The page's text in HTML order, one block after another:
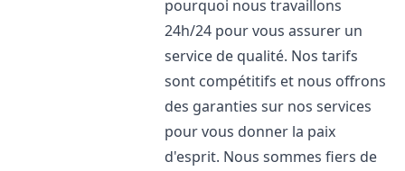
pourquoi nous travaillons
24h/24 pour vous assurer un
service de qualité. Nos tarifs
sont compétitifs et nous offrons
des garanties sur nos services
pour vous donner la paix
d'esprit. Nous sommes fiers de